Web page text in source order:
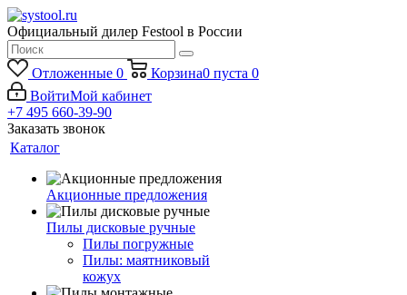
Официальный дилер Festool в России
Отложенные 0 Корзина0 пуста 0
ВойтиМой кабинет
+7 495 660-39-90
Заказать звонок
Каталог
Акционные предложения
Пилы дисковые ручные
Пилы погружные
Пилы: маятниковый
кожух